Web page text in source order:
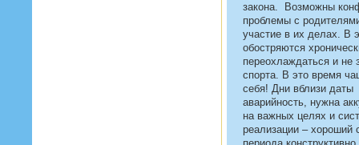
закона. Возможны
проблемы с
участие в их делах. В
обостряются
переохлаждаться и не
спорта. В это время
себя! Дни вблизи даты
аварийность, нужна
на важных целях и
реализации – хороший